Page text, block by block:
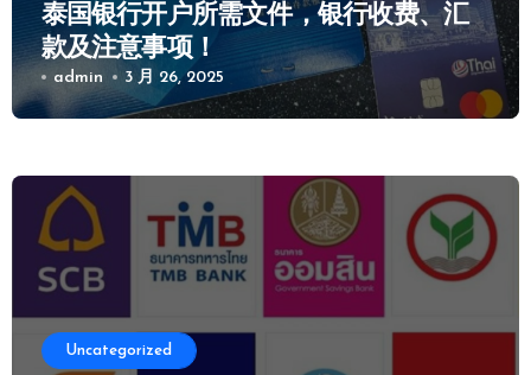
泰国银行开户所需文件，银行收费、汇
款及注意事项！
admin 3 月 26, 2025
Uncategorized